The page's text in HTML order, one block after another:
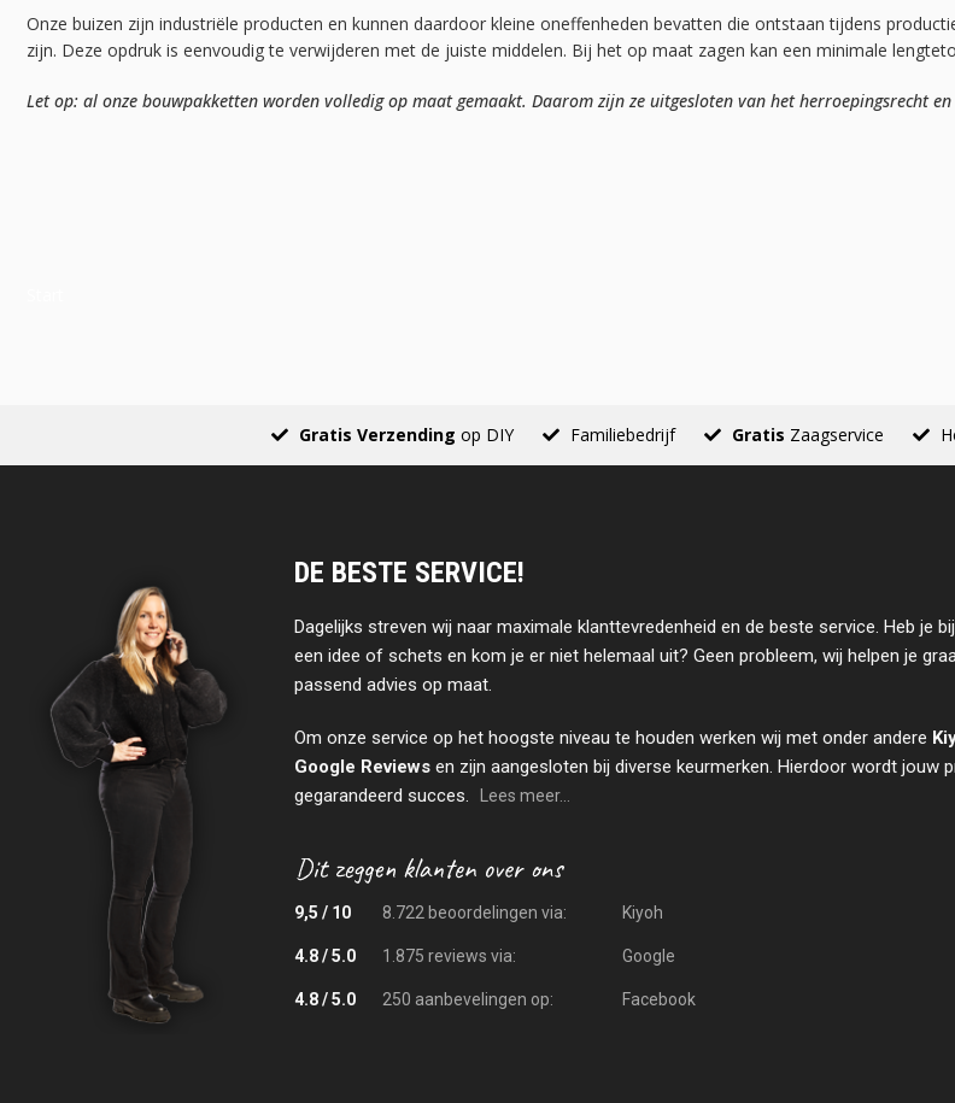
Onze buizen zijn industriële producten en kunnen daardoor kleine oneffenheden bevatten die ontstaan tijdens
zijn. Deze opdruk is eenvoudig te verwijderen met de juiste middelen. Bij het op maat zagen kan een minimale
Let op: al onze bouwpakketten worden volledig op maat gemaakt. Daarom zijn ze uitgesloten van het herroepingsrecht
Gratis Verzending op DIY Familiebedrijf Gratis Zaagservice
DE BESTE SERVICE!
Dagelijks streven wij naar maximale klanttevredenheid en de beste service. Heb je
een idee of schets en kom je er niet helemaal uit? Geen probleem, wij helpen je
passend advies op maat.
Om onze service op het hoogste niveau te houden werken wij met onder andere
Google Reviews en zijn aangesloten bij diverse keurmerken. Hierdoor wordt jouw
gegarandeerd succes.
Lees meer...
9,5 / 10 8.722 beoordelingen via: Kiyoh
4.8 / 5.0 1.875 reviews via: Google
4.8 / 5.0 250 aanbevelingen op: Facebook